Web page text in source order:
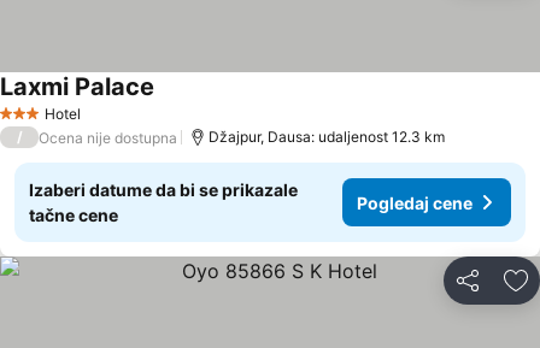
3 Zvezdice
Hotel
Laxmi Palace
/ Ocena nije dostupna Džajpur, Dausa: udaljenost 12.3 km
Izaberi datume da bi se prikazale
tačne cene
Pogledaj cene
Deli